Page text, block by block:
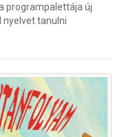
programpalettája új
nyelvet tanulni